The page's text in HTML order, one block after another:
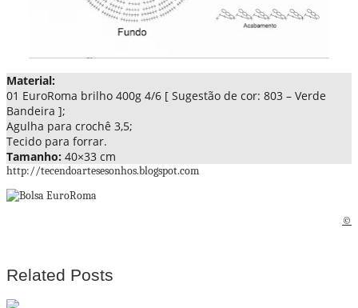
Material:
01 EuroRoma brilho 400g 4/6 [ Sugestão de cor: 803 – Verde
Bandeira ];
Agulha para crochê 3,5;
Tecido para forrar.
Tamanho: 40×33 cm
http://tecendoartesesonhos.blogspot.com
©
Related Posts